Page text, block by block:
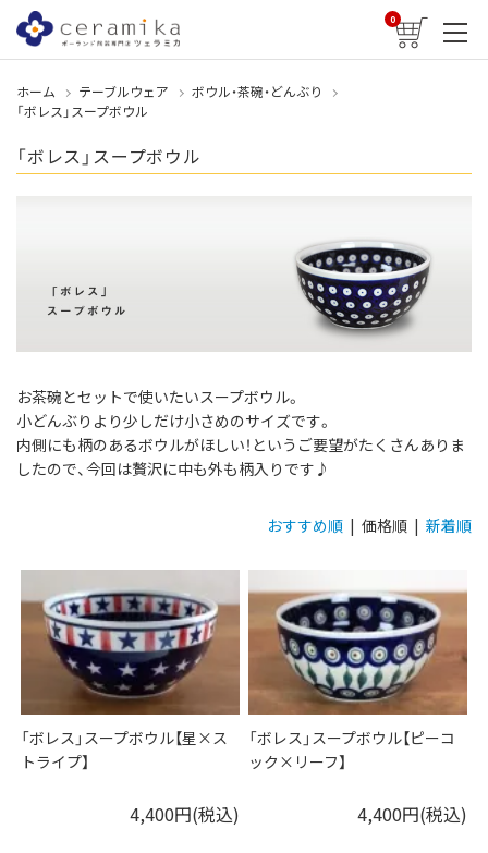
0
ホーム テーブルウェア
ボウル・茶碗・どんぶり
「ボレス」スープボウル
「ボレス」スープボウル
お茶碗とセットで使いたいスープボウル。
小どんぶりより少しだけ小さめのサイズです。
内側にも柄のあるボウルがほしい！というご要望がたくさんありま
したので、今回は贅沢に中も外も柄入りです♪
おすすめ順 | 価格順 | 新着順
「ボレス」スープボウル【星×ス
トライプ】
4,400円(税込)
「ボレス」スープボウル【ピーコ
ック×リーフ】
4,400円(税込)